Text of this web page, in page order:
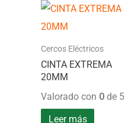
Cercos Eléctricos
CINTA EXTREMA
20MM
Valorado con 0 de 5
Leer más